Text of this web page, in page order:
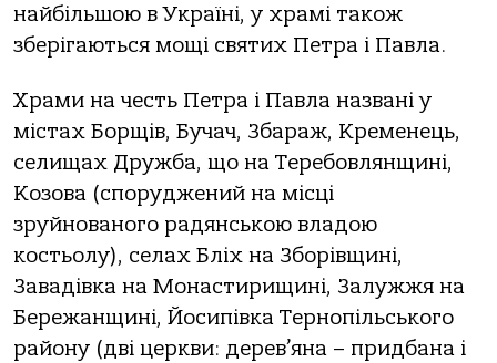
найбільшою в Україні, у храмі також
зберігаються мощі святих Петра і Павла.
Храми на честь Петра і Павла названі у
містах Борщів, Бучач, Збараж, Кременець,
селищах Дружба, що на Теребовлянщині,
Козова (споруджений на місці
зруйнованого радянською владою
костьолу), селах Бліх на Зборівщині,
Завадівка на Монастирищині, Залужжя на
Бережанщині, Йосипівка Тернопільського
району (дві церкви: дерев’яна – придбана і